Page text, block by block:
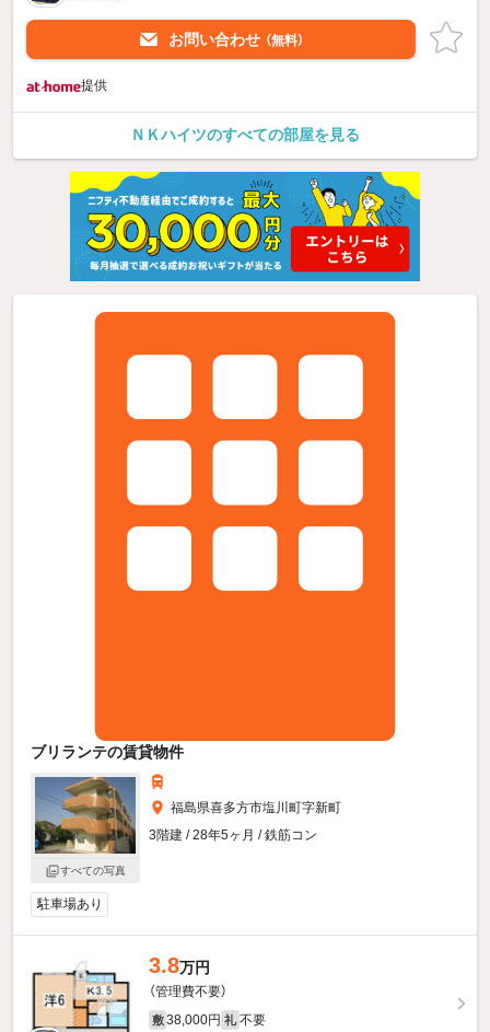
お問い合わせ （無料）
提供
ＮＫハイツのすべての部屋を見る
ブリランテの賃貸物件
すべての写真
福島県喜多方市塩川町字新町
3階建 / 28年5ヶ月 / 鉄筋コン
駐車場あり
3.8万円
（管理費不要）
敷 38,000円 礼 不要